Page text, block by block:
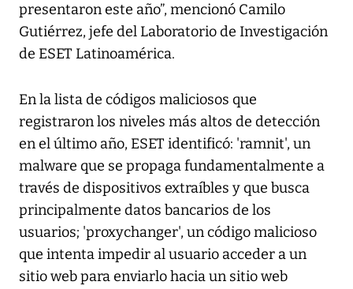
presentaron este año”, mencionó Camilo
Gutiérrez, jefe del Laboratorio de Investigación
de ESET Latinoamérica.
En la lista de códigos maliciosos que
registraron los niveles más altos de detección
en el último año, ESET identificó: 'ramnit', un
malware que se propaga fundamentalmente a
través de dispositivos extraíbles y que busca
principalmente datos bancarios de los
usuarios; 'proxychanger', un código malicioso
que intenta impedir al usuario acceder a un
sitio web para enviarlo hacia un sitio web